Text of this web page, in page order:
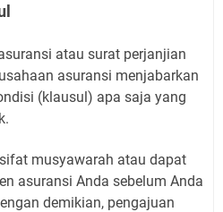
atau surat perjanjian
asuransi menjabarkan
(klausul) apa saja yang
musyawarah atau dapat
asuransi Anda sebelum Anda
demikian, pengajuan